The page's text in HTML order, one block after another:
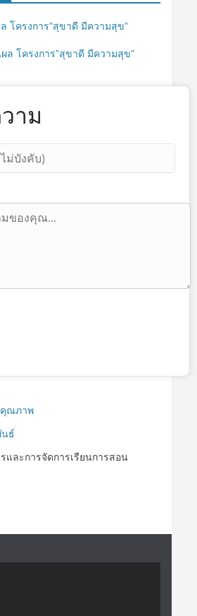
โครงการ”สุขาดี มีความสุข”
ล โครงการ”สุขาดี มีความสุข”
าม
คุณภาพ
นธ์
และการจัดการเรียนการสอน